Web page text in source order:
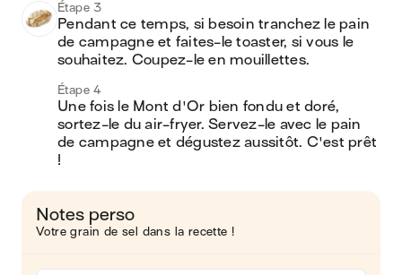
Étape 3
Pendant ce temps, si besoin tranchez le pain
de campagne et faites-le toaster, si vous le
souhaitez. Coupez-le en mouillettes.
Étape 4
Une fois le Mont d'Or bien fondu et doré,
sortez-le du air-fryer. Servez-le avec le pain
de campagne et dégustez aussitôt. C'est prêt
!
Notes perso
Votre grain de sel dans la recette !